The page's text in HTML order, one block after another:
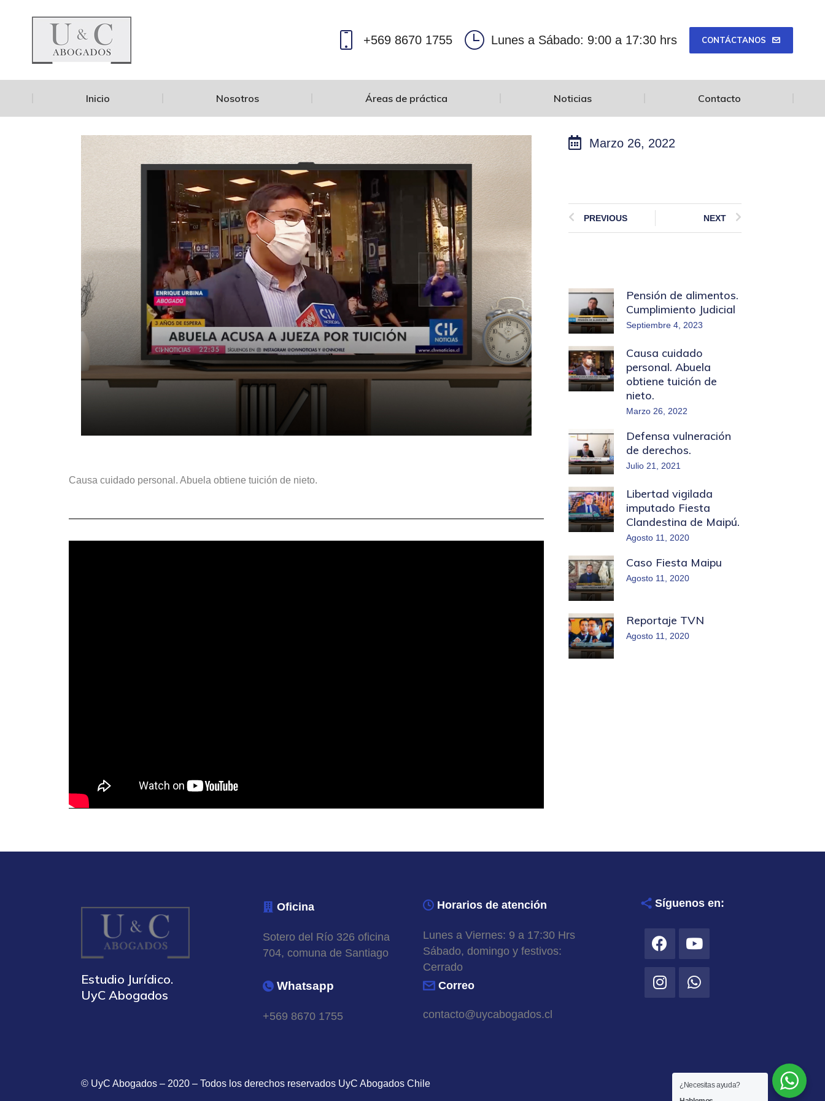
+569 8670 1755 Lunes a Sábado: 9:00 a 17:30 hrs CONTÁCTANOS
Inicio Nosotros Áreas de práctica Noticias Contacto
Causa cuidado personal. Abuela obtiene tuición de nieto.
Marzo 26, 2022
PREVIOUS NEXT
Pensión de alimentos.
Cumplimiento Judicial
Septiembre 4, 2023
Causa cuidado
personal. Abuela
obtiene tuición de
nieto.
Marzo 26, 2022
Defensa vulneración
de derechos.
Julio 21, 2021
Libertad vigilada
imputado Fiesta
Clandestina de Maipú.
Agosto 11, 2020
Caso Fiesta Maipu
Agosto 11, 2020
Reportaje TVN
Agosto 11, 2020
Estudio Jurídico.
UyC Abogados
Oficina
Sotero del Río 326 oficina
704, comuna de Santiago
Whatsapp
+569 8670 1755
Horarios de atención
Lunes a Viernes: 9 a 17:30 Hrs
Sábado, domingo y festivos:
Cerrado
Correo
contacto@uycabogados.cl
Síguenos en:
© UyC Abogados – 2020 – Todos los derechos reservados UyC Abogados Chile
¿Necesitas ayuda?